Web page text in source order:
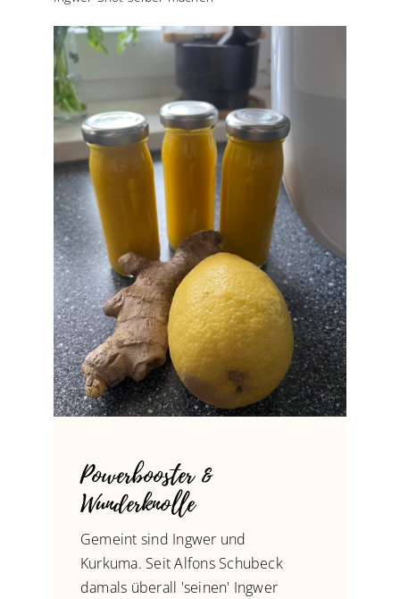
Powerbooster &
Wunderknolle
Gemeint sind Ingwer und
Kurkuma. Seit Alfons Schubeck
damals überall 'seinen' Ingwer